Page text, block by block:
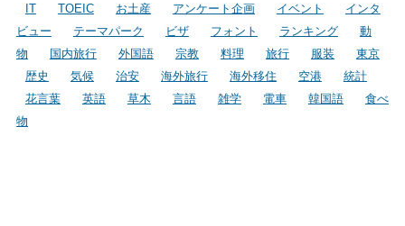
IT TOEIC お土産 アンケート企画 イベント
インタ
ビュー
テーマパーク ビザ フォント ランキング
動
物
国内旅行 外国語 宗教 料理 旅行 服装
東京
歴史
気候 治安 海外旅行 海外移住 空港
統計
花言葉
英語 草木 言語 雑学 電車 韓国語
食べ
物